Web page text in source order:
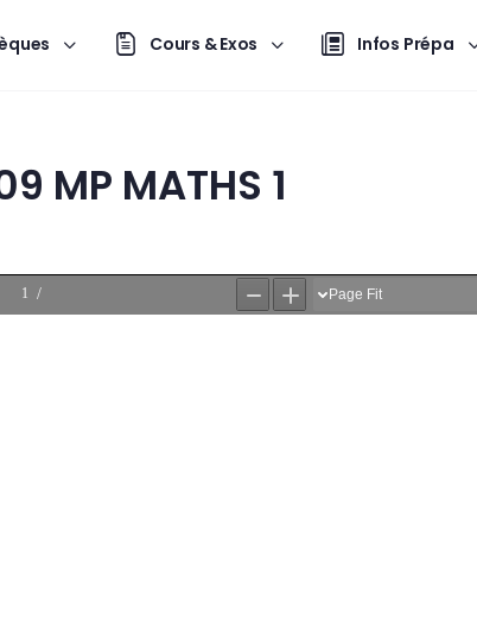
Cours & Exos Infos Prépa
MP MATHS 1